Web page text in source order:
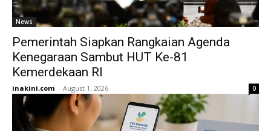
News
Pemerintah Siapkan Rangkaian Agenda
Kenegaraan Sambut HUT Ke-81
Kemerdekaan RI
inakini.com - August 1, 2026 0